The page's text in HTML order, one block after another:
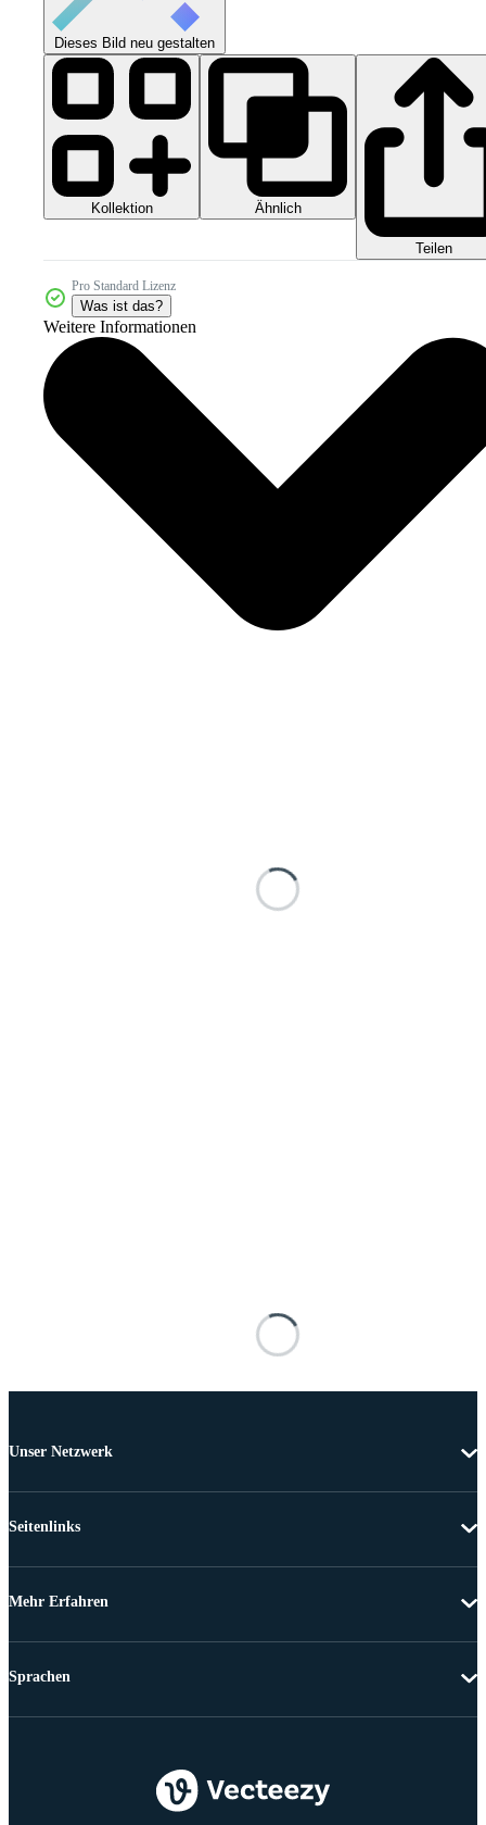
Dieses Bild neu gestalten
Kollektion Ähnlich
Teilen
Pro Standard Lizenz
Was ist das?
Weitere Informationen
Unser Netzwerk
Seitenlinks
Mehr Erfahren
Sprachen